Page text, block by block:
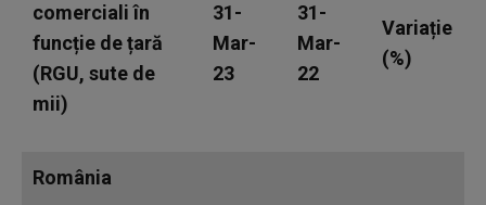
comerciali în
funcție de țară
(RGU, sute de
mii)
31-
Mar-
23
31-
Mar-
22
Variație
(%)
România